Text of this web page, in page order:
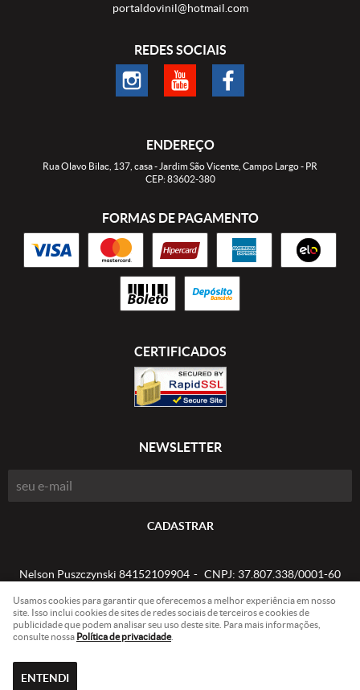
portaldovinil@hotmail.com
REDES SOCIAIS
ENDEREÇO
Rua Olavo Bilac, 137, casa- Jardim São Vicente, Campo Largo- PR
CEP: 83602-380
FORMAS DE PAGAMENTO
CERTIFICADOS
NEWSLETTER
CADASTRAR
Nelson Puszczynski 84152109904 CNPJ: 37.807.338/0001-60
LOJA VIRTUAL CRIADA POR
Usamos cookies para garantir que oferecemos a melhor experiência em nosso
site. Isso inclui cookies de sites de redes sociais de terceiros e cookies de
publicidade que podem analisar seu uso deste site. Para mais informações,
consulte nossa Política de privacidade.
ENTENDI